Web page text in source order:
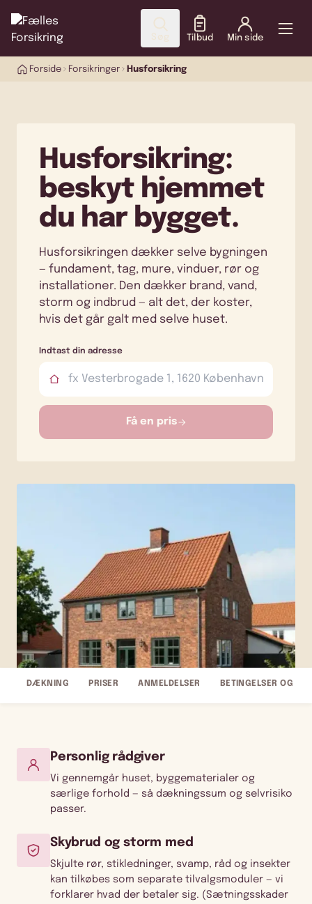
Søg Tilbud Min side
Forside Forsikringer Husforsikring
Husforsikring:
beskyt hjemmet
du har bygget.
Husforsikringen dækker selve bygningen
— fundament, tag, mure, vinduer, rør og
installationer. Den dækker brand, vand,
storm og indbrud — alt det, der koster,
hvis det går galt med selve huset.
Indtast din adresse
Få en pris
DÆKNING PRISER ANMELDELSER BETINGELSER OG
Personlig rådgiver
Vi gennemgår huset, byggematerialer og
særlige forhold — så dækningssum og selvrisiko
passer.
Skybrud og storm med
Skjulte rør, stikledninger, svamp, råd og insekter
kan tilkøbes som separate tilvalgsmoduler — vi
forklarer hvad der betaler sig. (Sætningsskader